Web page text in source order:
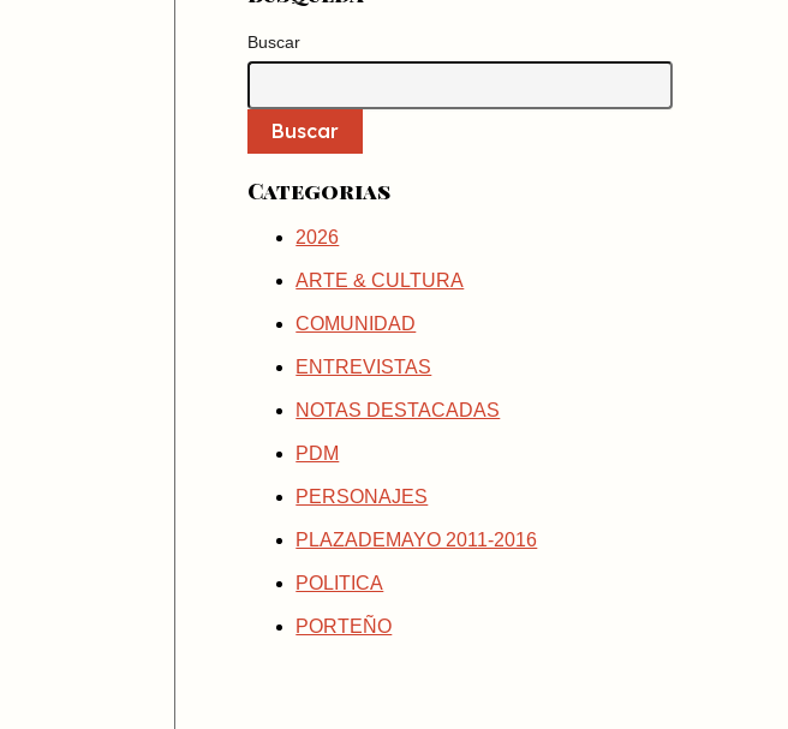
Buscar
Buscar
Categorias
2026
ARTE & CULTURA
COMUNIDAD
ENTREVISTAS
NOTAS DESTACADAS
PDM
PERSONAJES
PLAZADEMAYO 2011-2016
POLITICA
PORTEÑO